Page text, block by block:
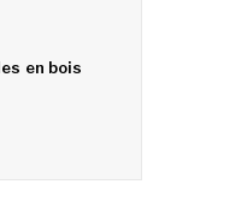
en bois